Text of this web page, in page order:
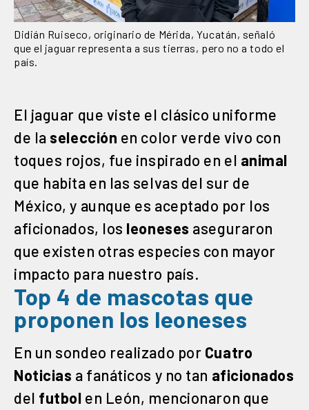
Didián Ruiseco, originario de Mérida, Yucatán, señaló
que el jaguar representa a sus tierras, pero no a todo el
país.
El jaguar que viste el clásico uniforme
de la selección en color verde vivo con
toques rojos, fue inspirado en el animal
que habita en las selvas del sur de
México, y aunque es aceptado por los
aficionados, los leoneses aseguraron
que existen otras especies con mayor
impacto para nuestro país.
Top 4 de mascotas que
proponen los leoneses
En un sondeo realizado por Cuatro
Noticias a fanáticos y no tan aficionados
del futbol en León, mencionaron que